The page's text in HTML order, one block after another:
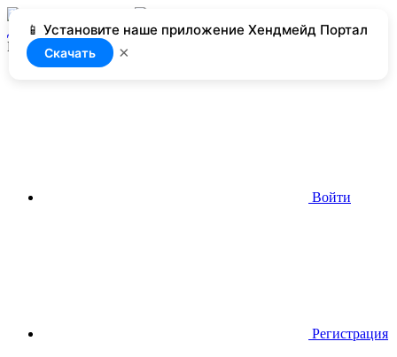
📱 Установите наше приложение Хендмейд Портал
Скачать ×
Добавить
Нет доступа
Войти
Регистрация